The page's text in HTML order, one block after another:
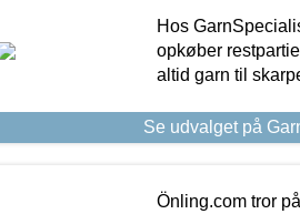
Hos
opkøber
altid garn til
Se udvalget på
Önling.com tror